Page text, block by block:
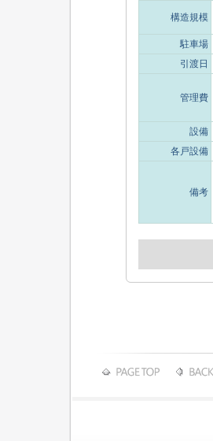
構造規模
駐車場
引渡日
管理費
設備
各戸設備
備考